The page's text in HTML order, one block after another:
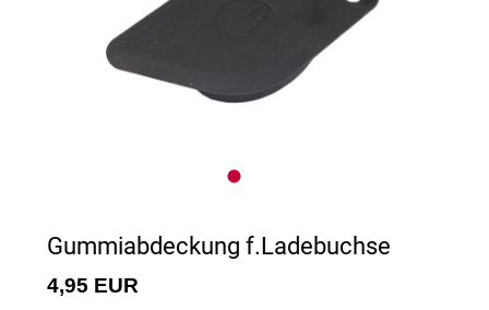
Gummiabdeckung f.Ladebuchse
4,95 EUR